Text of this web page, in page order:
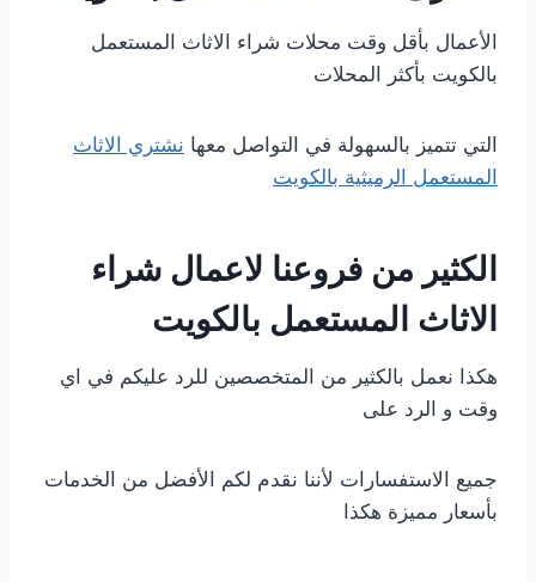
الأعمال بأقل وقت محلات شراء الاثاث المستعمل
بالكويت بأكثر المحلات
التي تتميز بالسهولة في التواصل معها نشتري الاثاث
المستعمل الرميثية بالكويت
الكثير من فروعنا لاعمال شراء
الاثاث المستعمل بالكويت
هكذا نعمل بالكثير من المتخصصين للرد عليكم في اي
وقت و الرد على
جميع الاستفسارات لأننا نقدم لكم الأفضل من الخدمات
بأسعار مميزة هكذا